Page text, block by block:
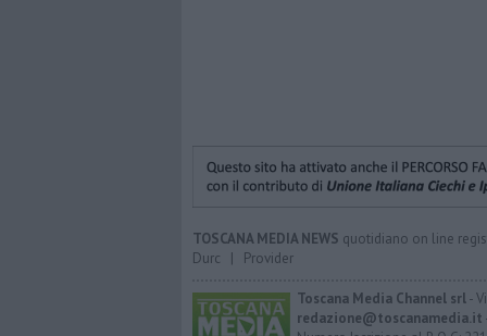
TOSCANA MEDIA NEWS quotidiano on line
Durc | Provider
Toscana Media Channel srl-
redazione@toscanamedia.it